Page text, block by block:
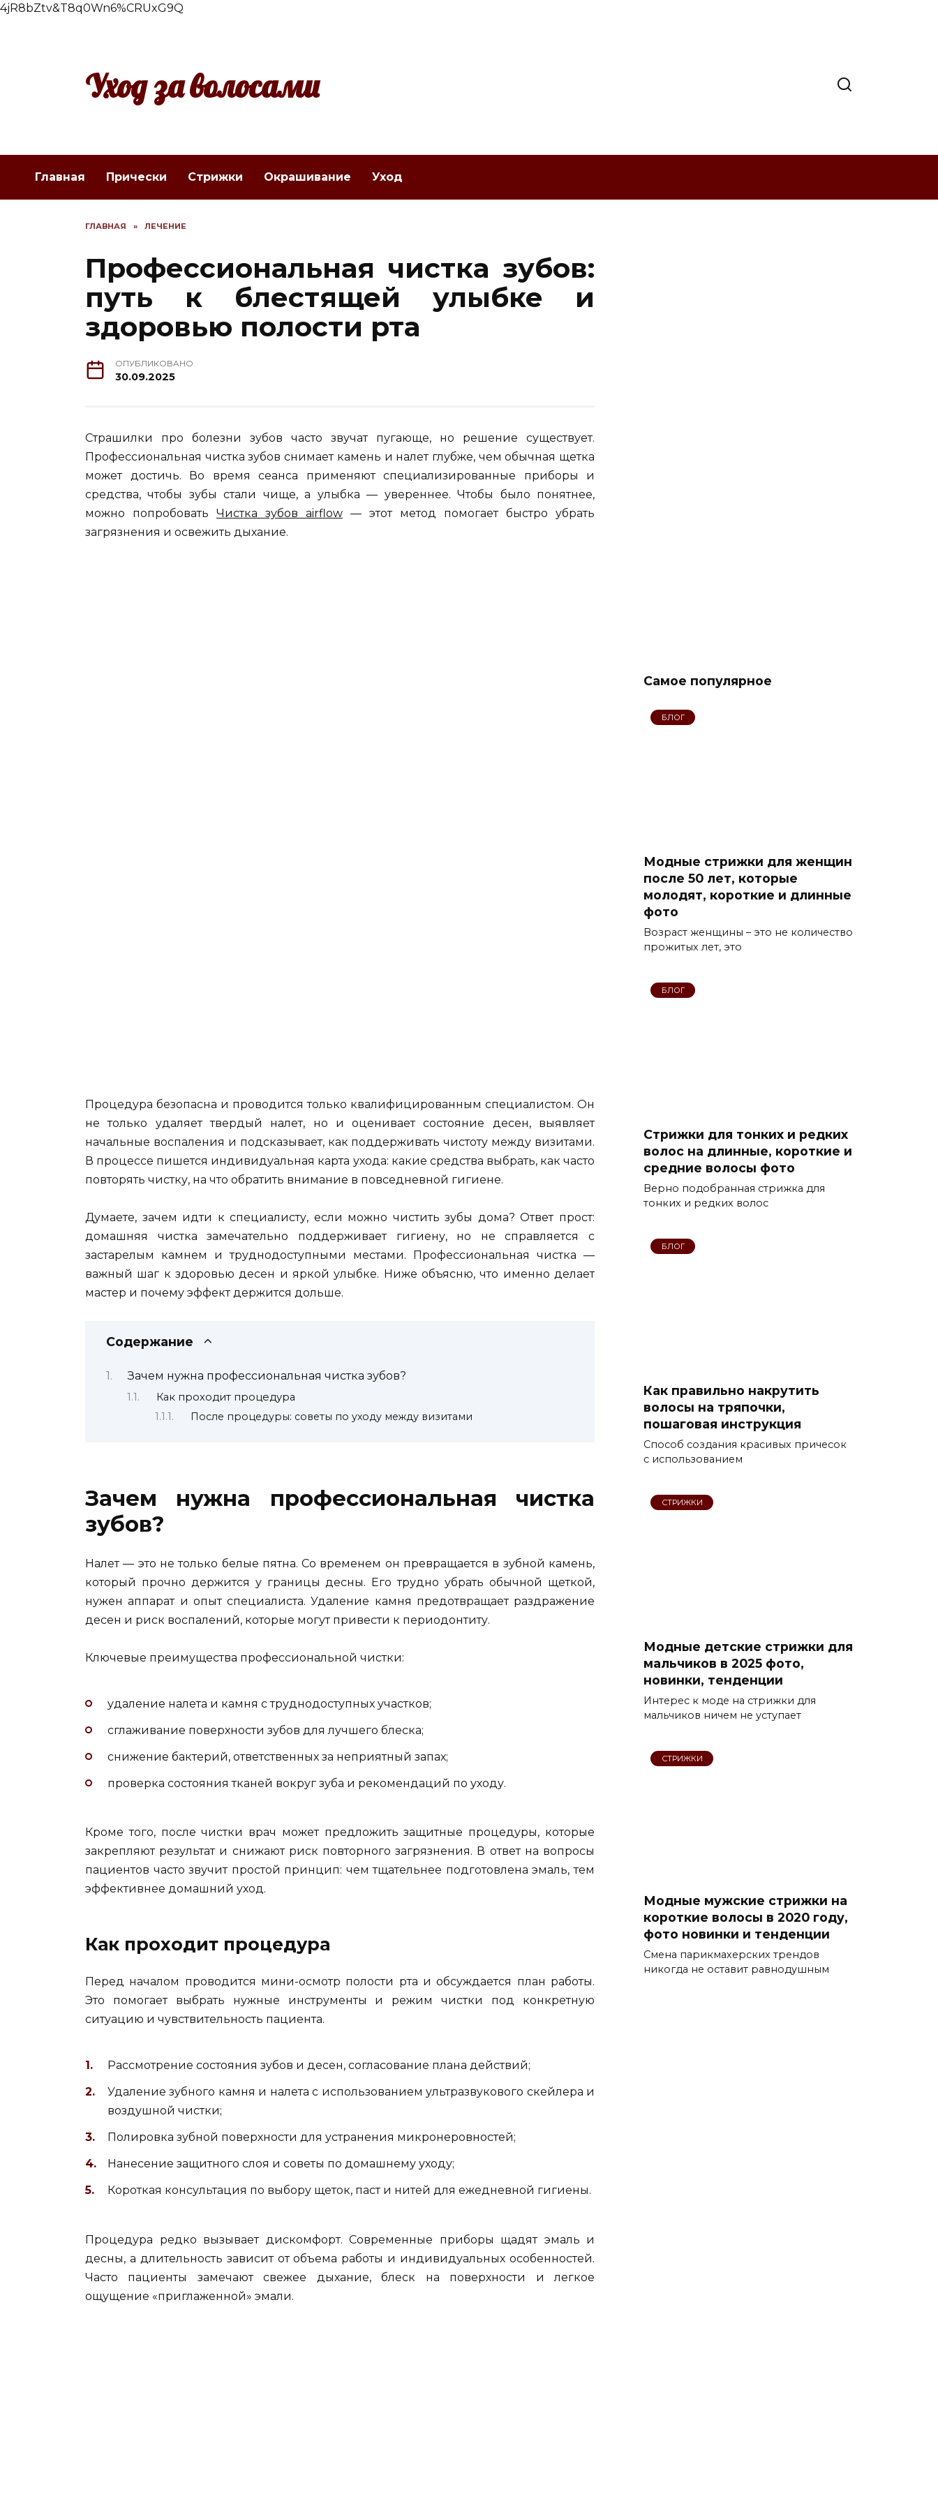
4jR8bZtv&T8q0Wn6%CRUxG9Q
Уход за волосами
Главная Прически Стрижки Окрашивание Уход
ГЛАВНАЯ » ЛЕЧЕНИЕ
Профессиональная чистка зубов:
путь к блестящей улыбке и
здоровью полости рта
ОПУБЛИКОВАНО
30.09.2025
Страшилки про болезни зубов часто звучат пугающе, но решение существует.
Профессиональная чистка зубов снимает камень и налет глубже, чем обычная щетка
может достичь. Во время сеанса применяют специализированные приборы и
средства, чтобы зубы стали чище, а улыбка — увереннее. Чтобы было понятнее,
можно попробовать Чистка зубов airflow — этот метод помогает быстро убрать
загрязнения и освежить дыхание.
Процедура безопасна и проводится только квалифицированным специалистом. Он
не только удаляет твердый налет, но и оценивает состояние десен, выявляет
начальные воспаления и подсказывает, как поддерживать чистоту между визитами.
В процессе пишется индивидуальная карта ухода: какие средства выбрать, как часто
повторять чистку, на что обратить внимание в повседневной гигиене.
Думаете, зачем идти к специалисту, если можно чистить зубы дома? Ответ прост:
домашняя чистка замечательно поддерживает гигиену, но не справляется с
застарелым камнем и труднодоступными местами. Профессиональная чистка —
важный шаг к здоровью десен и яркой улыбке. Ниже объясню, что именно делает
мастер и почему эффект держится дольше.
Содержание
Зачем нужна профессиональная чистка зубов?
Как проходит процедура
После процедуры: советы по уходу между визитами
Зачем нужна профессиональная чистка
зубов?
Налет — это не только белые пятна. Со временем он превращается в зубной камень,
который прочно держится у границы десны. Его трудно убрать обычной щеткой,
нужен аппарат и опыт специалиста. Удаление камня предотвращает раздражение
десен и риск воспалений, которые могут привести к периодонтиту.
Ключевые преимущества профессиональной чистки:
удаление налета и камня с труднодоступных участков;
сглаживание поверхности зубов для лучшего блеска;
снижение бактерий, ответственных за неприятный запах;
проверка состояния тканей вокруг зуба и рекомендаций по уходу.
Кроме того, после чистки врач может предложить защитные процедуры, которые
закрепляют результат и снижают риск повторного загрязнения. В ответ на вопросы
пациентов часто звучит простой принцип: чем тщательнее подготовлена эмаль, тем
эффективнее домашний уход.
Как проходит процедура
Перед началом проводится мини-осмотр полости рта и обсуждается план работы.
Это помогает выбрать нужные инструменты и режим чистки под конкретную
ситуацию и чувствительность пациента.
Рассмотрение состояния зубов и десен, согласование плана действий;
Удаление зубного камня и налета с использованием ультразвукового скейлера и
воздушной чистки;
Полировка зубной поверхности для устранения микронеровностей;
Нанесение защитного слоя и советы по домашнему уходу;
Короткая консультация по выбору щеток, паст и нитей для ежедневной гигиены.
Процедура редко вызывает дискомфорт. Современные приборы щадят эмаль и
десны, а длительность зависит от объема работы и индивидуальных особенностей.
Часто пациенты замечают свежее дыхание, блеск на поверхности и легкое
ощущение «приглаженной» эмали.
Cамое популярное
БЛОГ
Модные стрижки для женщин
после 50 лет, которые
молодят, короткие и длинные
фото
Возраст женщины – это не количество
прожитых лет, это
БЛОГ
Стрижки для тонких и редких
волос на длинные, короткие и
средние волосы фото
Верно подобранная стрижка для
тонких и редких волос
БЛОГ
Как правильно накрутить
волосы на тряпочки,
пошаговая инструкция
Способ создания красивых причесок
с использованием
СТРИЖКИ
Модные детские стрижки для
мальчиков в 2025 фото,
новинки, тенденции
Интерес к моде на стрижки для
мальчиков ничем не уступает
СТРИЖКИ
Модные мужские стрижки на
короткие волосы в 2020 году,
фото новинки и тенденции
Смена парикмахерских трендов
никогда не оставит равнодушным